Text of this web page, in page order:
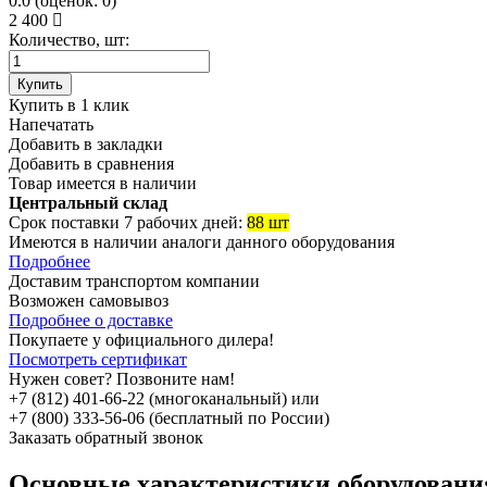
2 400
Количество, шт:
Купить
Купить в 1 клик
Напечатать
Добавить в закладки
Добавить в сравнения
Товар имеется в наличии
Центральный склад
Срок поставки 7 рабочих дней: 88 шт
Имеются в наличии аналоги данного оборудования
Подробнее
Доставим транспортом компании
Возможен самовывоз
Подробнее о доставке
Покупаете у официального дилера!
Посмотреть сертификат
Нужен совет? Позвоните нам!
+7 (812) 401-66-22 (многоканальный) или
+7 (800) 333-56-06 (бесплатный по России)
Заказать обратный звонок